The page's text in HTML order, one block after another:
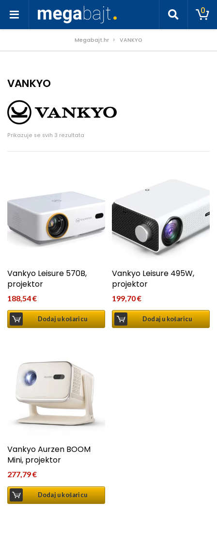
0
Megabajt.hr VANKYO
VANKYO
Prikazuje se svih 3 rezultata
Vankyo Leisure 570B,
projektor
188,54€
Dodaj u košaricu
Vankyo Leisure 495W,
projektor
199,70€
Dodaj u košaricu
Vankyo Aurzen BOOM
Mini, projektor
277,79€
Dodaj u košaricu